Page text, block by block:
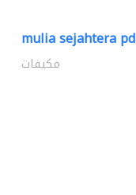
mulia sejahtera pd
مكيفات